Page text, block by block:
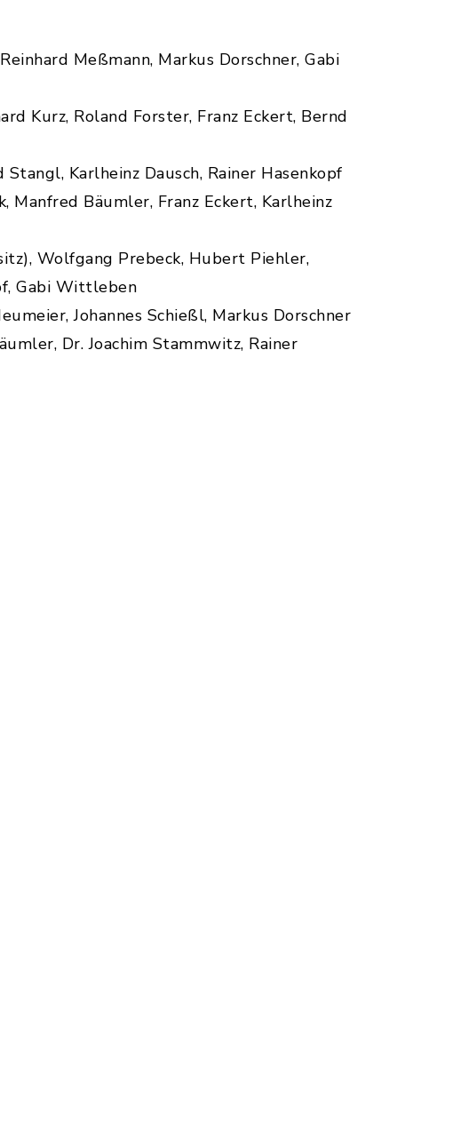
Meßmann, Markus Dorschner, Gabi
Kurz, Roland Forster, Franz Eckert, Bernd
Karlheinz Dausch, Rainer Hasenkopf
Manfred Bäumler, Franz Eckert, Karlheinz
Wolfgang Prebeck, Hubert Piehler,
Gabi Wittleben
Johannes Schießl, Markus Dorschner
Dr. Joachim Stammwitz, Rainer